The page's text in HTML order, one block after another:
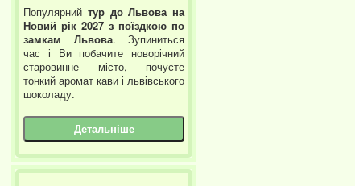
Популярний тур до Львова на
Новий рік 2027 з поїздкою по
замкам Львова. Зупиниться
час і Ви побачите новорічний
старовинне місто, почуєте
тонкий аромат кави і львівського
шоколаду.
Детальніше